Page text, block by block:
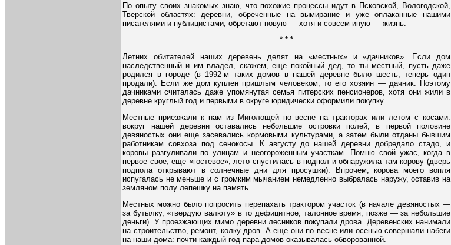
По опыту своих знакомых знаю, что похожие процессы идут в Псковской, Вологодской,
Тверской областях: деревни, обреченные на вымирание и уже оплаканные нашими
писателями и публицистами, обретают новую — хотя и совсем иную — жизнь.
* * *
Летних обитателей наших деревень делят на «местных» и «дачников». Если дом
наследственный и им владел, скажем, еще покойный дед, то ты местный, пусть даже
родился в городе (в 1992-м таких домов в нашей деревне было шесть, теперь один
продали). Если же дом куплен пришлым человеком, то его хозяин — дачник. Поэтому
дачниками считалась даже упомянутая семья питерских пенсионеров, хотя они жили в
деревне круглый год и первыми в округе юридически оформили покупку.
Местные приезжали к нам из Миголощей по весне на тракторах или летом с косами:
вокруг нашей деревни оставались небольшие островки полей, в первой половине
девяностых они еще засевались кормовыми культурами, а затем были отданы бывшим
работникам совхоза под сенокосы. К августу до нашей деревни добредало стадо, и
коровы разгуливали по улицам и неогороженным участкам. Помню свой ужас, когда в
первое свое, еще «гостевое», лето спустилась в подпол и обнаружила там корову (дверь
подпола открывают в солнечные дни для просушки). Впрочем, корова моего вопля
испугалась не меньше и с громким мычанием немедленно выбралась наружу, оставив на
земляном полу лепешку на память.
Местных можно было попросить перепахать трактором участок (в начале девяностых —
за бутылку, «твердую валюту» в то дефицитное, талонное время, позже — за небольшие
деньги). У проезжающих мимо деревни лесников покупали дрова. Деревенских нанимали
на строительство, ремонт, колку дров. А еще они по весне или осенью совершали набеги
на наши дома: почти каждый год пара домов оказывалась обворованной.